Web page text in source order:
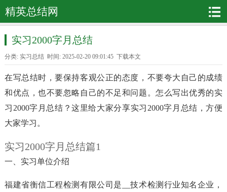
精英总结网
实习2000字月总结
分类: 实习总结时间: 2025-02-20 09:01:45 下载本文
在写总结时，要保持客观公正的态度，不要夸大自己的成绩
和优点，也不要忽略自己的不足和问题。怎么写出优秀的实
习2000字月总结？这里给大家分享实习2000字月总结，方便
大家学习。
实习2000字月总结篇1
一、实习单位介绍
福建省衡信工程检测有限公司是__技术检测行业知名企业，